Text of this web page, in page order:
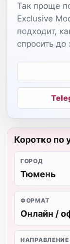
Так проще
Exclusive
подходит,
спросить до
Коротко по
ГОРОД
Тюмень
ФОРМАТ
Онлайн /
НАПРАВЛЕНИЕ